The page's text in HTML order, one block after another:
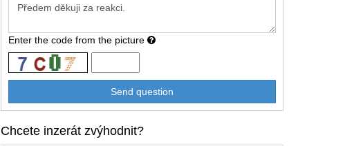
Enter the code from the picture
Chcete inzerát zvýhodnit?